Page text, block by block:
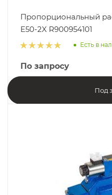
Пропорциональный
E50-2X R900954101
Есть в
По запросу
Под